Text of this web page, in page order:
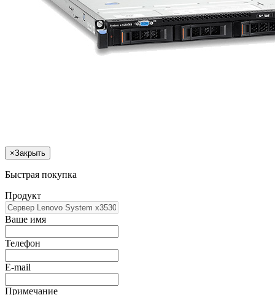
×Закрыть
Быстрая покупка
Продукт
Ваше имя
Телефон
E-mail
Примечание